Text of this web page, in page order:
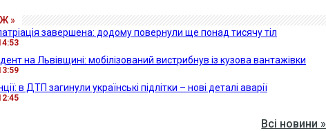
»
завершена: додому повернули ще понад тисячу тіл
на Львівщині: мобілізований вистрибнув із кузова вантажівки
в ДТП загинули українські підлітки – нові деталі аварії
Всі новини »